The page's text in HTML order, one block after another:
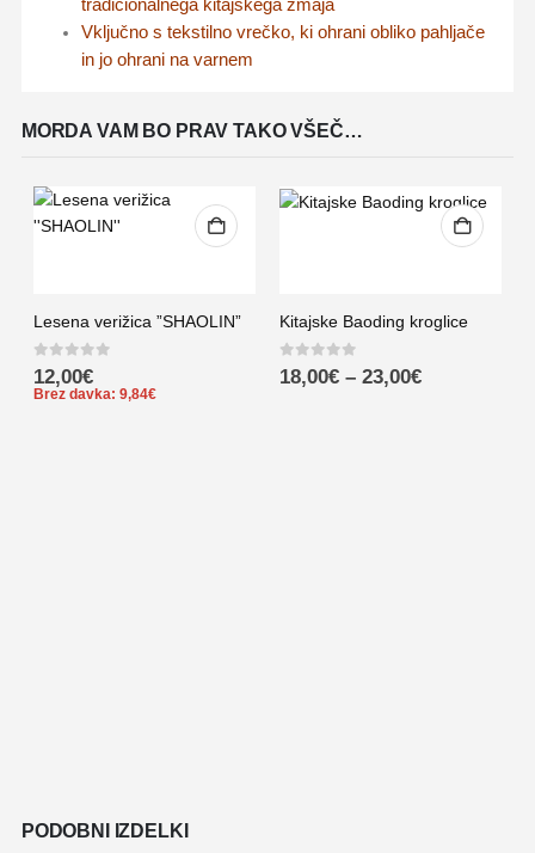
tradicionalnega kitajskega zmaja
Vključno s tekstilno vrečko, ki ohrani obliko pahljače
in jo ohrani na varnem
MORDA VAM BO PRAV TAKO VŠEČ…
Lesena verižica ”SHAOLIN”
0out of 5
12,00€
Brez davka: 9,84€
Kitajske Baoding kroglice
0 out of 5
18,00€ – 23,00€
PODOBNI IZDELKI